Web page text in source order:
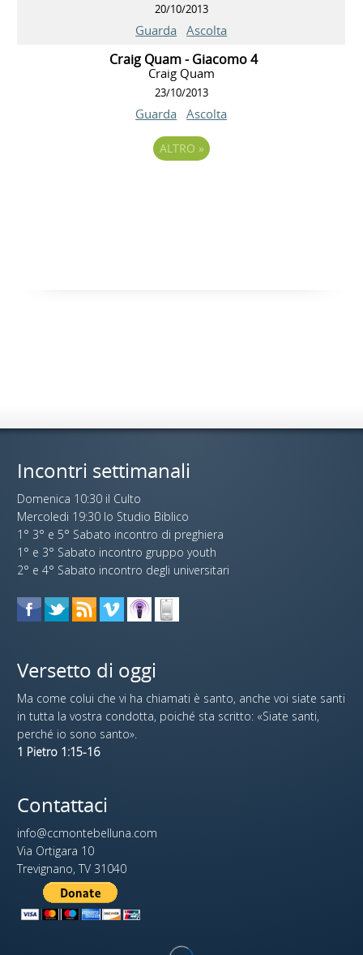
20/10/2013
Guarda Ascolta
Craig Quam - Giacomo 4
Craig Quam
23/10/2013
Guarda Ascolta
ALTRO »
Incontri settimanali
Domenica 10:30 il Culto
Mercoledi 19:30 lo Studio Biblico
1° 3° e 5° Sabato incontro di preghiera
1° e 3° Sabato incontro gruppo youth
2° e 4° Sabato incontro degli universitari
Versetto di oggi
Ma come colui che vi ha chiamati è santo, anche voi siate santi
in tutta la vostra condotta, poiché sta scritto: «Siate santi,
perché io sono santo».
1 Pietro 1:15-16
Contattaci
info@ccmontebelluna.com
Via Ortigara 10
Trevignano, TV 31040